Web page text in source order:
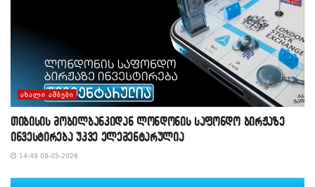
ᲐᲮᲐᲚᲘ ᲐᲛᲑᲔᲑᲘ
თიბისის მობილბანკიდან ლონდონის საფონდო ბირჟაზე
ინვესტირება უკვე ელემენტარულია
14:49 08-05-2026